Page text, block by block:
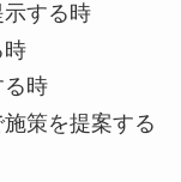
する時
時
る時
施策を提案する